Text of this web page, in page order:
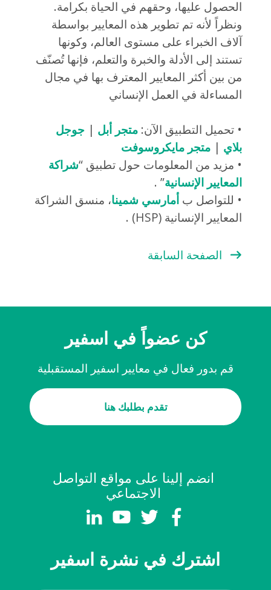
الحصول عليها، وحقهم في الحياة بكرامة.
ونظراً لأنه تم تطوير هذه المعايير بواسطة
آلاف الخبراء على مستوى العالم، وكونها
تستند إلى الأدلة والخبرة والتعلم، فإنها تُصنّف
من بين أكثر المعايير المعترف بها في مجال
المساءلة في العمل الإنساني
• تحميل التطبيق الآن: متجر أبل |جوجل
بلاي |متجر مايكروسوفت
• مزيد من المعلومات حول تطبيق “شراكة
المعايير الإنسانية” .
• للتواصل بأمارسي شمينا، منسق الشراكة
المعايير الإنسانية (HSP) .
الصفحة السابقة
كن عضواً في اسفير
قم بدور فعال في معايير اسفير المستقبلية
تقدم بطلبك هنا
انضم إلينا على مواقع التواصل
الاجتماعي
اشترك في نشرة اسفير